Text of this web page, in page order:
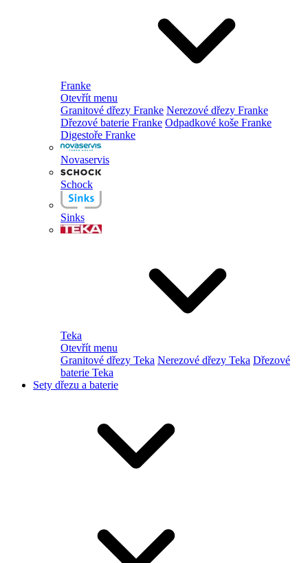
Franke
Otevřít menu
Granitové dřezy Franke Nerezové dřezy Franke
Dřezové baterie Franke Odpadkové koše Franke
Digestoře Franke
Novaservis
Schock
Sinks
Teka
Otevřít menu
Granitové dřezy Teka Nerezové dřezy Teka Dřezové
baterie Teka
Sety dřezu a baterie